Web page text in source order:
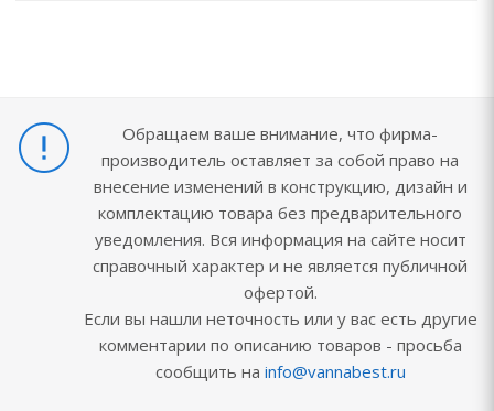
Обращаем ваше внимание, что фирма-
производитель оставляет за собой право на
внесение изменений в конструкцию, дизайн и
комплектацию товара без предварительного
уведомления. Вся информация на сайте носит
справочный характер и не является публичной
офертой.
Если вы нашли неточность или у вас есть другие
комментарии по описанию товаров - просьба
сообщить на info@vannabest.ru